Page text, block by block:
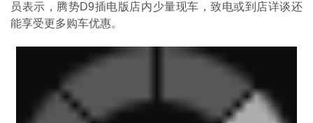
员表示，腾势D9插电版店内少量现车，致电或到店详谈还
能享受更多购车优惠。